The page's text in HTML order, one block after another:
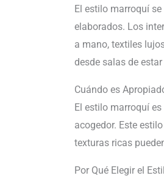
El estilo marroquí
elaborados. Los
a mano, textiles
desde salas de
Cuándo es
El estilo marroquí
acogedor. Este
texturas ricas
Por Qué Elegir el